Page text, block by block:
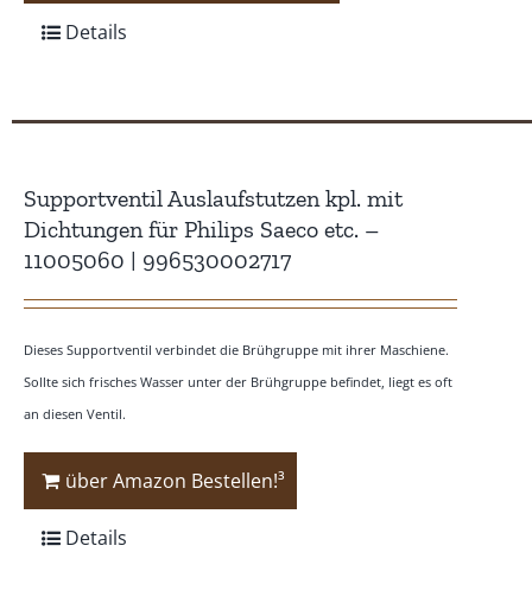
Details
Supportventil Auslaufstutzen kpl. mit
Dichtungen für Philips Saeco etc. –
11005060 | 996530002717
Dieses Supportventil verbindet die Brühgruppe mit ihrer Maschiene.
Sollte sich frisches Wasser unter der Brühgruppe befindet, liegt es oft
an diesen Ventil.
über Amazon Bestellen!³
Details